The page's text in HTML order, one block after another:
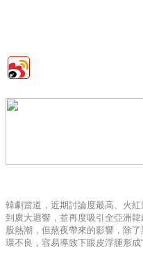
韓劇當道，近期討論度最高、火
到廣大迴響，並再度吸引全亞洲
股熱潮，但熬夜帶來的影響，除
環不良，容易導致下眼皮浮腫形成“